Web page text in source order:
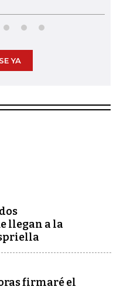
YA
llegan a la
firmaré el